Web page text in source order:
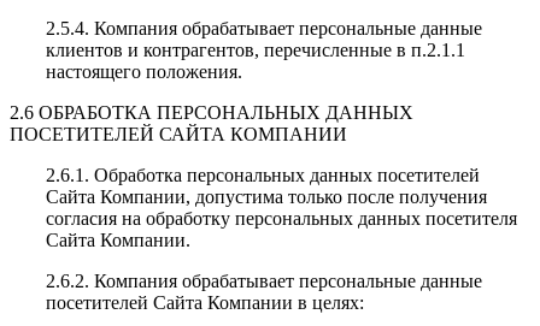
2.5.4. Компания обрабатывает персональные данные
клиентов и контрагентов, перечисленные в п.2.1.1
настоящего положения.
2.6 ОБРАБОТКА ПЕРСОНАЛЬНЫХ ДАННЫХ
ПОСЕТИТЕЛЕЙ САЙТА КОМПАНИИ
2.6.1. Обработка персональных данных посетителей
Сайта Компании, допустима только после получения
согласия на обработку персональных данных посетителя
Сайта Компании.
2.6.2. Компания обрабатывает персональные данные
посетителей Сайта Компании в целях: